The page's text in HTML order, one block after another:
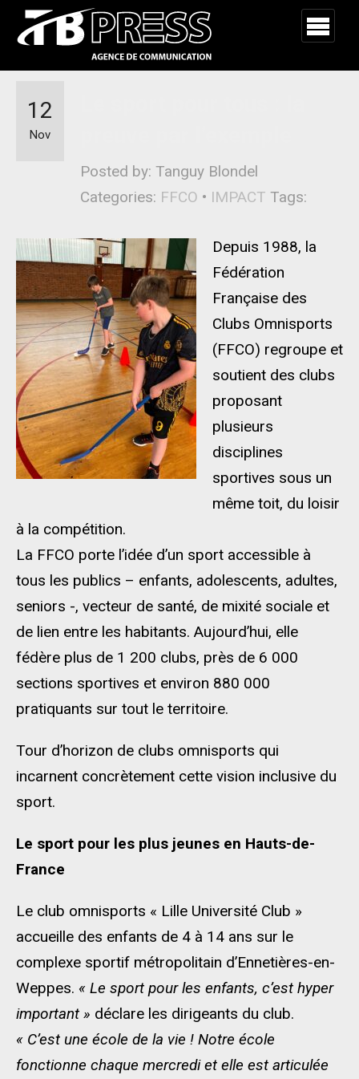
Posted by: Tanguy Blondel
Categories: FFCO • IMPACT Tags:
12
Nov
Depuis 1988, la
Fédération
Française des
Clubs Omnisports
(FFCO) regroupe et
soutient des clubs
proposant
plusieurs
disciplines
sportives sous un
même toit, du loisir
à la compétition.
La FFCO porte l’idée d’un sport accessible à
tous les publics – enfants, adolescents, adultes,
seniors -, vecteur de santé, de mixité sociale et
de lien entre les habitants. Aujourd’hui, elle
fédère plus de 1 200 clubs, près de 6 000
sections sportives et environ 880 000
pratiquants sur tout le territoire.
Tour d’horizon de clubs omnisports qui
incarnent concrètement cette vision inclusive du
sport.
Le sport pour les plus jeunes en Hauts-de-
France
Le club omnisports « Lille Université Club »
accueille des enfants de 4 à 14 ans sur le
complexe sportif métropolitain d’Ennetières-en-
Weppes. « Le sport pour les enfants, c’est hyper
important » déclare les dirigeants du club.
« C’est une école de la vie ! Notre école
fonctionne chaque mercredi et elle est articulée